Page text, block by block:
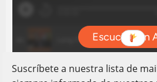
Suscríbete a nuestra lista de